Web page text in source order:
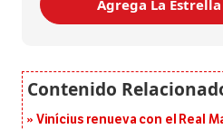
Agrega La
Vinícius renueva con el Real